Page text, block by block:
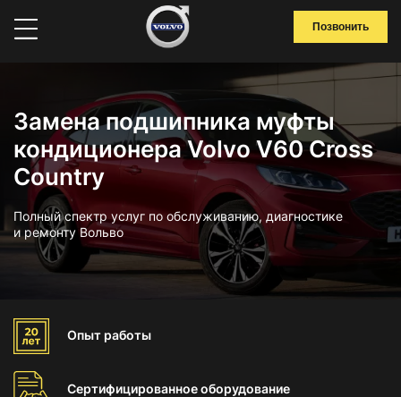
Позвонить
Замена подшипника муфты
кондиционера Volvo V60 Cross
Country
Полный спектр услуг по обслуживанию, диагностике
и ремонту Вольво
Опыт работы
Сертифицированноеоборудование